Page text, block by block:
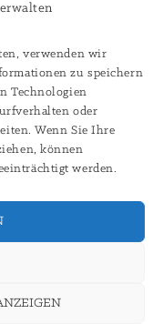
verwenden wir
zu speichern
Technologien
oder
Wenn Sie Ihre
können
werden.
wir
auch in
–(03394)
GmbH |